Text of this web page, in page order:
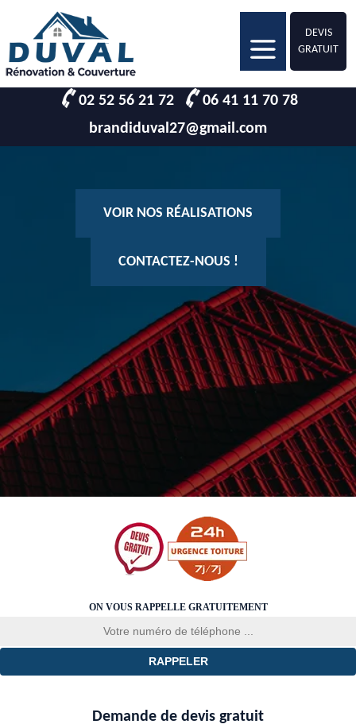
DEVIS
GRATUIT
02 52 56 21 72
06 41 11 70 78
brandiduval27@gmail.com
VOIR NOS RÉALISATIONS
CONTACTEZ-NOUS !
ON VOUS RAPPELLE GRATUITEMENT
Demande de devis gratuit